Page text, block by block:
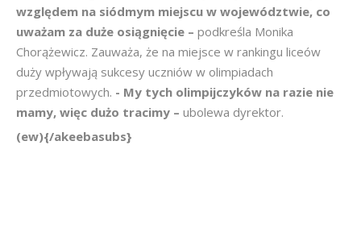
względem na siódmym miejscu w województwie, co
uważam za duże osiągnięcie – podkreśla Monika
Chorążewicz. Zauważa, że na miejsce w rankingu liceów
duży wpływają sukcesy uczniów w olimpiadach
przedmiotowych. - My tych olimpijczyków na razie nie
mamy, więc dużo tracimy – ubolewa dyrektor.
(ew){/akeebasubs}